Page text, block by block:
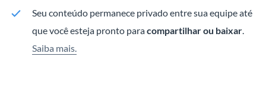
Seu conteúdo permanece privado entre sua equipe até
que você esteja pronto paracompartilhar ou baixar.
Saiba mais.